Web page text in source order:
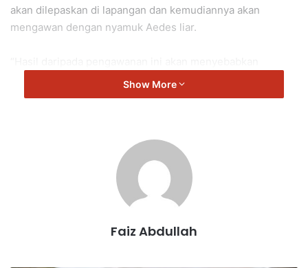
akan dilepaskan di lapangan dan kemudiannya akan
mengawan dengan nyamuk Aedes liar.
bakteria Wolbachia tersebar di dalam populasi nyamuk
Aedes di lapangan.
perkembangan virus denggi dalam badan nyamuk dan
seterusnya akan menyekat penularan virus demam
Pelancaran Program Perlepasan Nyamuk Aedes
Show More
Faiz Abdullah